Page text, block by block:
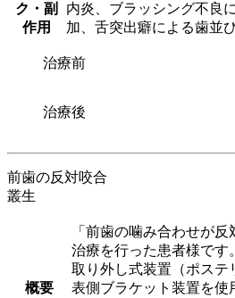
ク・副
作用
内炎、ブラッシング不良
加、舌突出癖による歯並
治療前
治療後
前歯の反対咬合
叢生
概要
「前歯の噛み合わせが
治療を行った患者様です。
取り外し式装置（ポステ
表側ブラケット装置を使